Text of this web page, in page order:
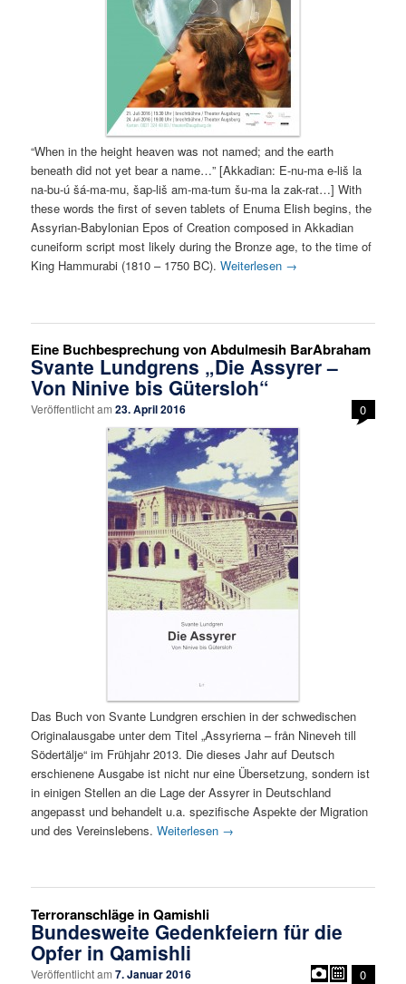
“When in the height heaven was not named; and the earth
beneath did not yet bear a name…” [Akkadian: E-nu-ma e-liš la
na-bu-ú šá-ma-mu, šap-liš am-ma-tum šu-ma la zak-rat…] With
these words the first of seven tablets of Enuma Elish begins, the
Assyrian-Babylonian Epos of Creation composed in Akkadian
cuneiform script most likely during the Bronze age, to the time of
King Hammurabi (1810 – 1750 BC).Weiterlesen →
Eine Buchbesprechung von Abdulmesih BarAbraham
Svante Lundgrens „Die Assyrer –
Von Ninive bis Gütersloh“
Veröffentlicht am23. April 2016 0
Das Buch von Svante Lundgren erschien in der schwedischen
Originalausgabe unter dem Titel „Assyrierna – från Nineveh till
Södertälje“ im Frühjahr 2013. Die dieses Jahr auf Deutsch
erschienene Ausgabe ist nicht nur eine Übersetzung, sondern ist
in einigen Stellen an die Lage der Assyrer in Deutschland
angepasst und behandelt u.a. spezifische Aspekte der Migration
und des Vereinslebens.Weiterlesen →
Terroranschläge in Qamishli
Bundesweite Gedenkfeiern für die
Opfer in Qamishli
Veröffentlicht am7. Januar 2016 0